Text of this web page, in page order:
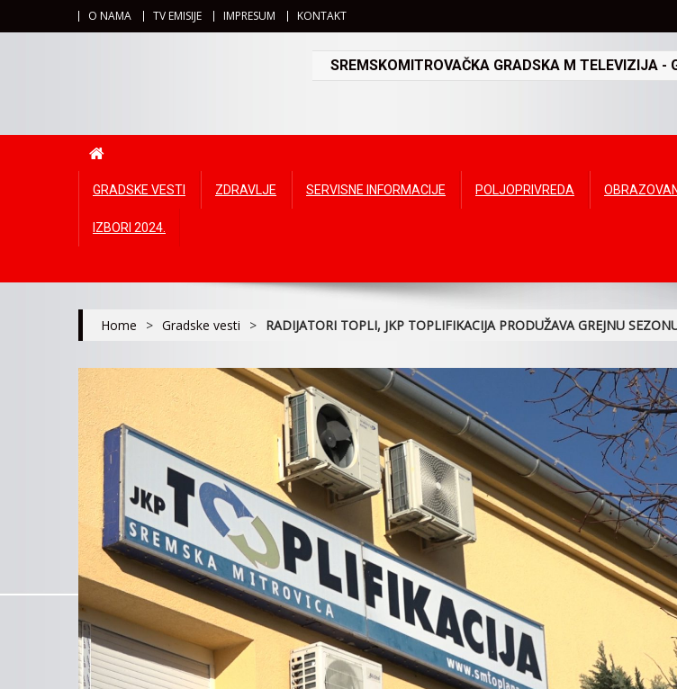
O NAMA TV EMISIJE IMPRESUM KONTAKT
SREMSKOMITROVAČKA GRADSKA M TELEVIZIJA
GRADSKE VESTI ZDRAVLJE SERVISNE INFORMACIJE POLJOPRIVREDA
IZBORI 2024.
Home > Gradske vesti > RADIJATORI TOPLI, JKP TOPLIFIKACIJA PRODUŽAVA GREJNU